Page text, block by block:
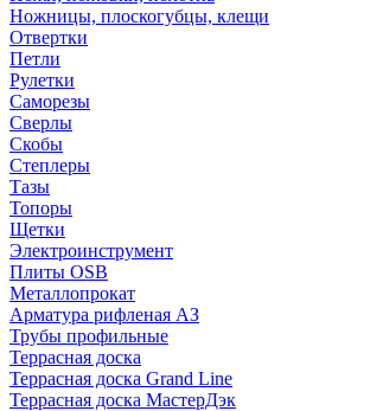
Ножницы, плоскогубцы, клещи
Отвертки
Петли
Рулетки
Саморезы
Сверлы
Скобы
Степлеры
Тазы
Топоры
Щетки
Электроинструмент
Плиты OSB
Металлопрокат
Арматура рифленая АЗ
Трубы профильные
Террасная доска
Террасная доска Grand Line
Террасная доска МастерДэк